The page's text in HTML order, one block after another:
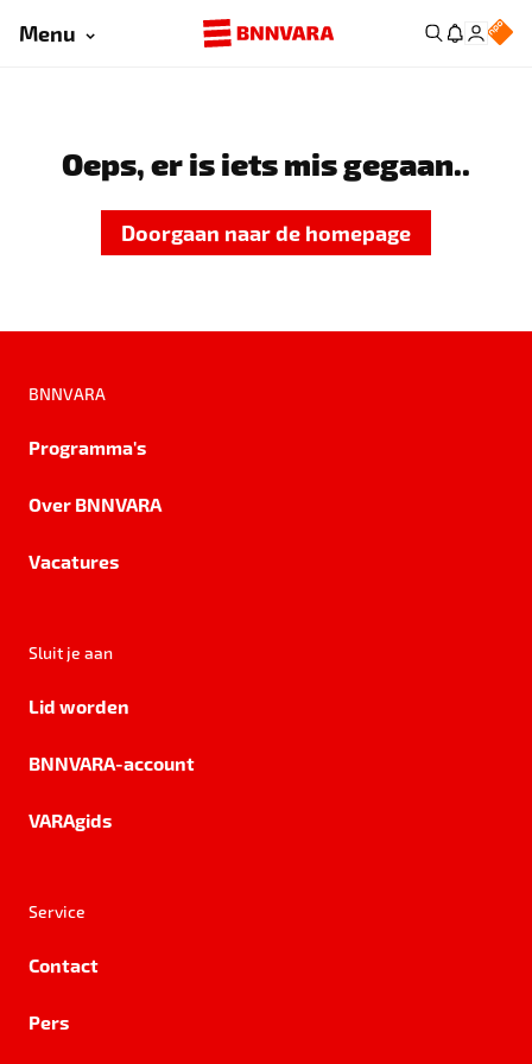
Menu
Oeps, er is iets mis gegaan..
Doorgaan naar de homepage
BNNVARA
Programma's
Over BNNVARA
Vacatures
Sluit je aan
Lid worden
BNNVARA-account
VARAgids
Service
Contact
Pers